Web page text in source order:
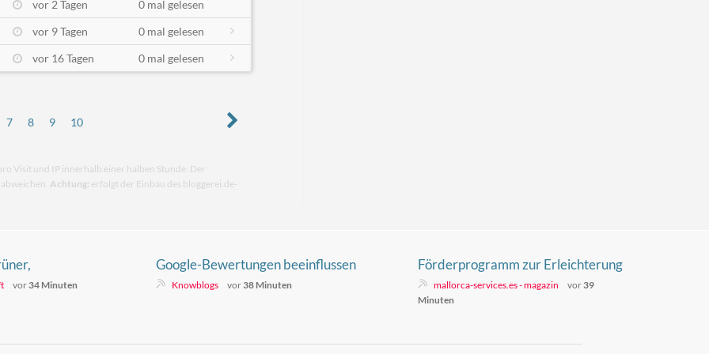
vor 2 Tagen
0 mal gelesen
vor 9 Tagen
0 mal gelesen
vor 16 Tagen 0 mal gelesen
7 8 9 10
Visit und IP innerhalb einer halben Stunde. Der
Achtung: erfolgt der Einbau des bloggerei.de-
– und
vor 34 Minuten
Google-Bewertungen beeinflussen
die Wahrnehmung eines
Knowblogs vor 38 Minuten
Förderprogramm zur Erleichterung
der Unternehmensnachfolge auf
Mallorca
mallorca-services.es - magazin vor 39
Minuten